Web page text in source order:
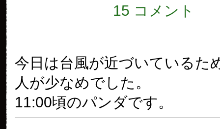
15 コメント
今日は台風が近づいているた
人が少なめでした。
11:00頃のパンダです。